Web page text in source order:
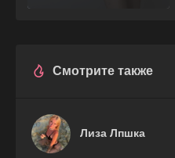
Смотрите также
Лиза Лпшка